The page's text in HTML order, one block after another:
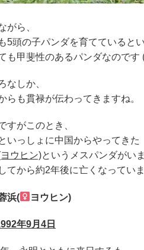
がら、
5頭の子パンダを育てているとい
なしか、
らも貫禄が伝わってきますね。
すがこのとき、
いっしょに中国からやってきた
ウヒン)という メスパンダがい
てから約2年後に亡くなっていま
浜( ヨウヒン)
年9月4日